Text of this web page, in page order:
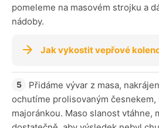
pomeleme na masovém strojku a
nádoby.
Jak vykostit vepřové
Přidáme vývar z masa,
ochutíme prolisovaným česnekem,
majoránkou. Maso slanost vtáhne,